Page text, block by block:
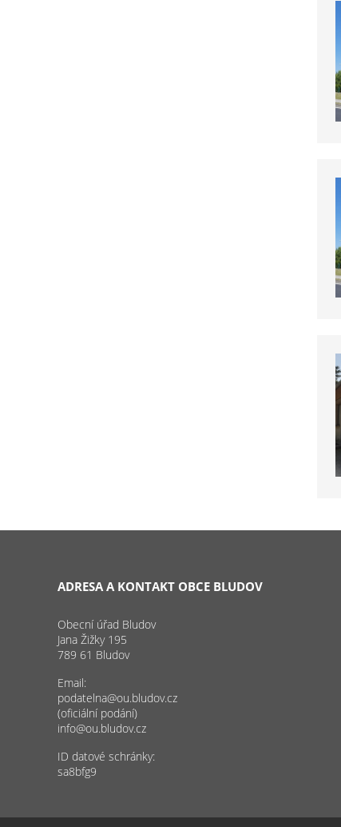
ADRESA A KONTAKT OBCE BLUDOV
Obecní úřad Bludov
Jana Žižky 195
789 61 Bludov
Email:
podatelna@ou.bludov.cz
(oficiální podání)
info@ou.bludov.cz
ID datové schránky:
sa8bfg9